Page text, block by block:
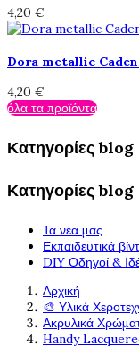
4,20 €
Dora metallic
4,20 €
όλα τα προϊόντα
Κατηγορίες blog
Κατηγορίες blog
Τα νέα μας
Εκπαιδευτικά
DIY Οδηγοί &
Αρχική
🎨 Υλικά
Ακρυλικά
Handy